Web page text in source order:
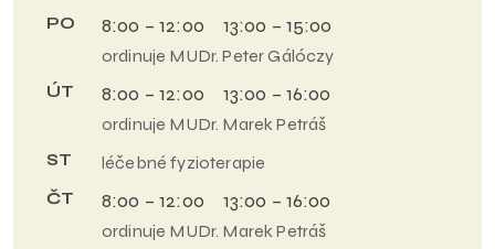
PO 8:00 – 12:00 13:00 – 15:00
ordinuje MUDr. Peter Gálóczy
ÚT 8:00 – 12:00 13:00 – 16:00
ordinuje MUDr. Marek Petráš
ST léčebné fyzioterapie
ČT 8:00 – 12:00 13:00 – 16:00
ordinuje MUDr. Marek Petráš